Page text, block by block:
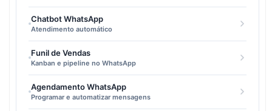
Chatbot WhatsApp
Atendimento automático
Funil de Vendas
Kanban e pipeline no WhatsApp
Agendamento WhatsApp
Programar e automatizar mensagens